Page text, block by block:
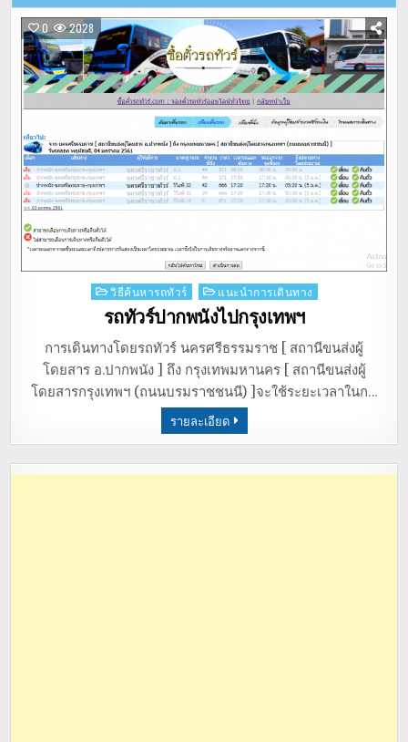
0 2028
Posted
วิธีค้นหารถทัวร์ แนะนำการเดินทาง
รถทัวร์ปากพนังไปกรุงเทพฯ
การเดินทางโดยรถทัวร์ นครศรีธรรมราช [ สถานีขนส่งผู้
โดยสาร อ.ปากพนัง ] ถึง กรุงเทพมหานคร [ สถานีขนส่งผู้
โดยสารกรุงเทพฯ (ถนนบรมราชชนนี) ]จะใช้ระยะเวลาในก…
รายละเอียด